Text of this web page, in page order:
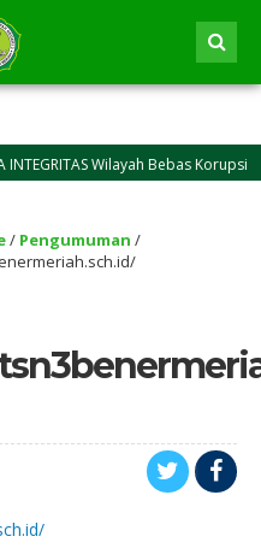
Wilayah Bebas Korupsi
/ Pengumuman /